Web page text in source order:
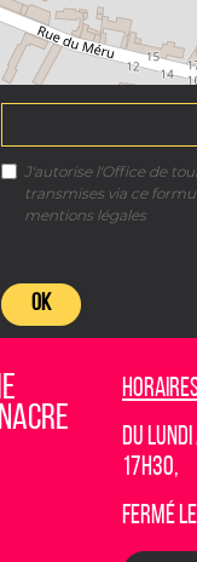
J'autorise l'Office de
transmises via ce
mentions légales
OK
Du lundi
17h30,
fermé